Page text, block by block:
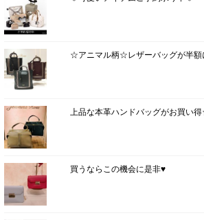
☆アニマル柄☆レザーバッグが半
上品な本革ハンドバッグがお買い
買うならこの機会に是非♥